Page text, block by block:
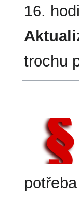
16.
trochu